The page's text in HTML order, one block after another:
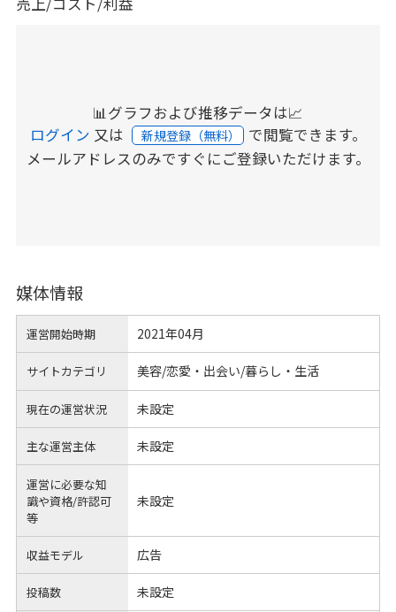
📊グラフおよび推移データは📈
ログイン 又は 新規登録（無料） で閲覧できます。
メールアドレスのみですぐにご登録いただけます。
媒体情報
運営開始時期 2021年04月
サイトカテゴリ 美容/恋愛・出会い/暮らし・生活
現在の運営状況 未設定
主な運営主体 未設定
運営に必要な知
識や資格/許認可
等
未設定
収益モデル 広告
投稿数 未設定